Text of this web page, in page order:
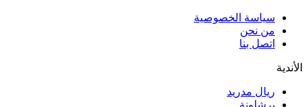
سياسة الخصوصية
من نحن
اتصل بنا
الأندية
ريال مدريد
برشلونة